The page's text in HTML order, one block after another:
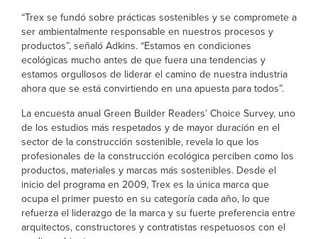
“Trex se fundó sobre prácticas sostenibles y se compromete a
ser ambientalmente responsable en nuestros procesos y
productos”, señaló Adkins. “Estamos en condiciones
ecológicas mucho antes de que fuera una tendencias y
estamos orgullosos de liderar el camino de nuestra industria
ahora que se está convirtiendo en una apuesta para todos”.
La encuesta anual Green Builder Readers’ Choice Survey, uno
de los estudios más respetados y de mayor duración en el
sector de la construcción sostenible, revela lo que los
profesionales de la construcción ecológica perciben como los
productos, materiales y marcas más sostenibles. Desde el
inicio del programa en 2009, Trex es la única marca que
ocupa el primer puesto en su categoría cada año, lo que
refuerza el liderazgo de la marca y su fuerte preferencia entre
arquitectos, constructores y contratistas respetuosos con el